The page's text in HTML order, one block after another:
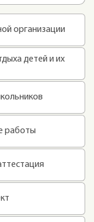
организации
детей и их
работы